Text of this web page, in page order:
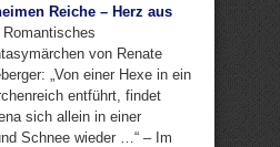
Reiche – Herz aus
Romantisches
von Renate
„Von einer Hexe in ein
entführt, findet
sich allein in einer
Schnee wieder …“ – Im